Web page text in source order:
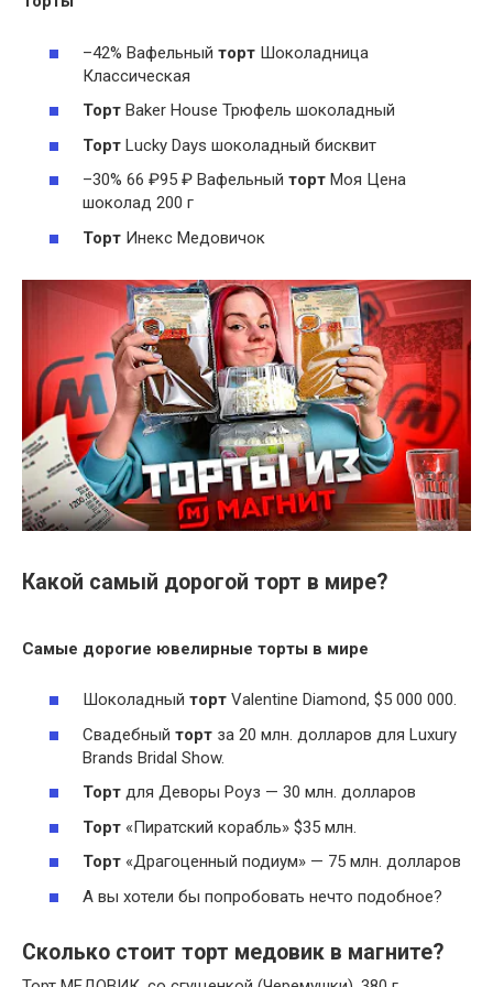
–42% Вафельный торт Шоколадница
Классическая
Торт Baker House Трюфель шоколадный
Торт Lucky Days шоколадный бисквит
–30% 66 ₽95 ₽ Вафельный торт Моя Цена
шоколад 200 г
Торт Инекс Медовичок
Какой самый дорогой торт в мире?
Самые дорогие ювелирные торты в мире
Шоколадный торт Valentine Diamond, $5 000 000.
Свадебный торт за 20 млн. долларов для Luxury
Brands Bridal Show.
Торт для Деворы Роуз — 30 млн. долларов
Торт «Пиратский корабль» $35 млн.
Торт «Драгоценный подиум» — 75 млн. долларов
А вы хотели бы попробовать нечто подобное?
Сколько стоит торт медовик в магните?